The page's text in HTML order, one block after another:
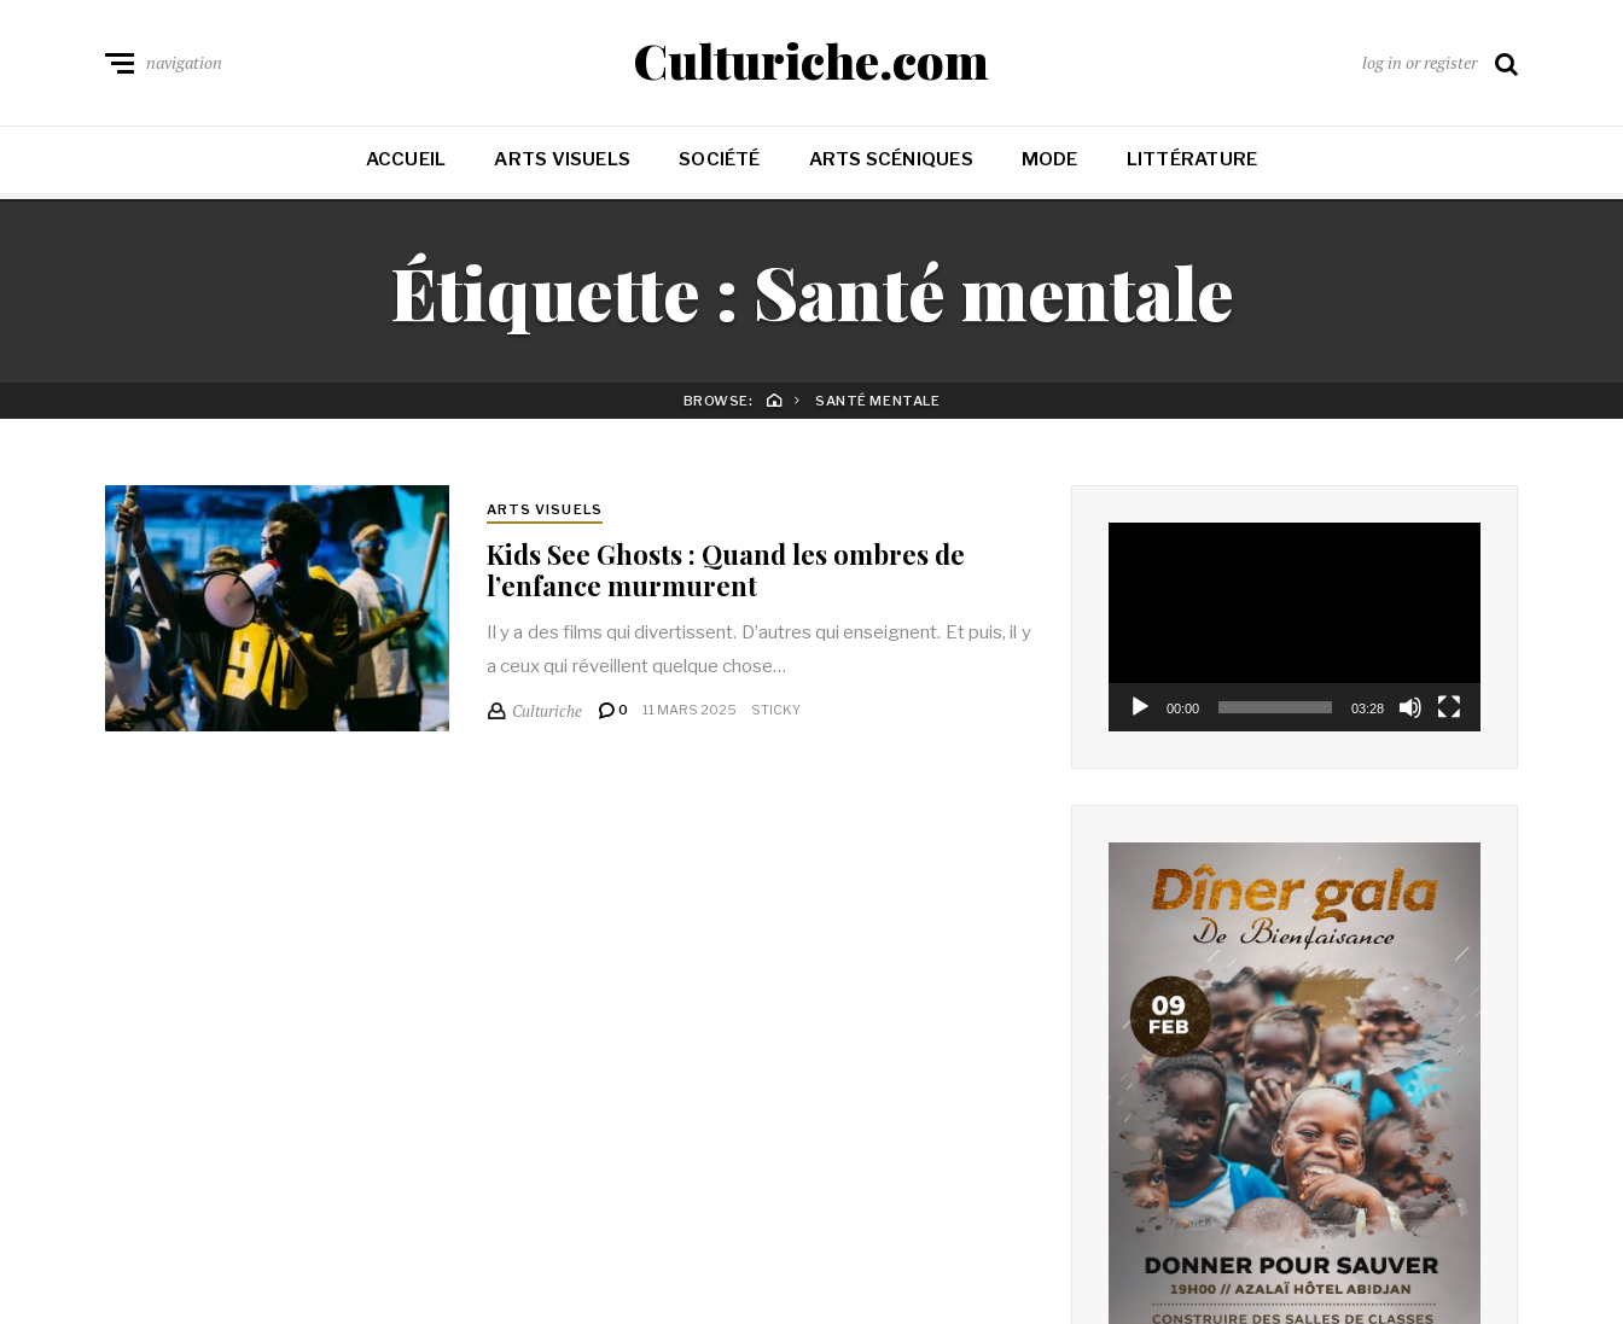
Culturiche.com
navigation log in or register
ACCUEIL ARTS VISUELS SOCIÉTÉ ARTS SCÉNIQUES MODE LITTÉRATURE
Étiquette : Santé mentale
BROWSE: SANTÉ MENTALE
ARTS VISUELS
Kids See Ghosts : Quand les ombres de
l’enfance murmurent
Il y a des films qui divertissent. D’autres qui enseignent. Et puis, il y
a ceux qui réveillent quelque chose…
Culturiche 0 11 MARS 2025 STICKY 00:00 03:28